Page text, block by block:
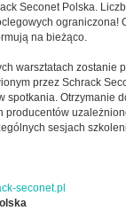
Seconet Polska.
ograniczona!
na bieżąco.
warsztatach zostanie
przez Schrack
spotkania. Otrzymanie
producentów
sesjach
seconet.pl